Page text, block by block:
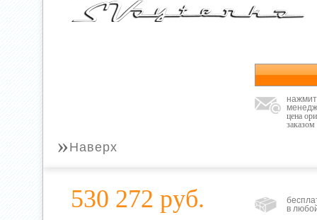
цена
заказом
» Наверх
530 272 руб.
в